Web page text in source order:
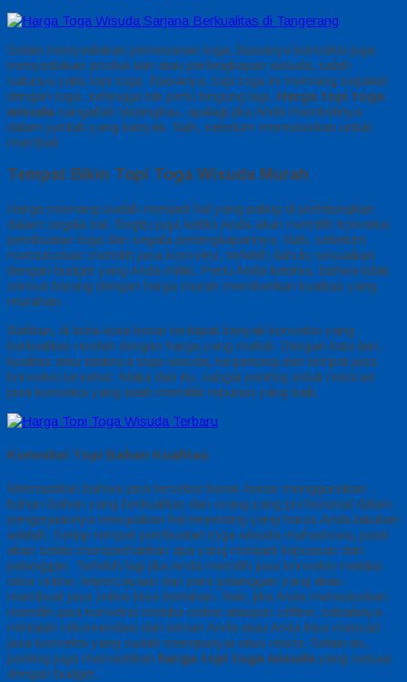
Selain menyediakan pemesanan toga, biasanya konveksi juga
menyediakan produk lain atau perlengkapan wisuda, salah
satunya yaitu topi toga. Biasanya, topi toga ini memang sepaket
dengan toga, sehingga tak perlu bingung lagi. Harga topi toga
wisuda sangatlah terjangkau, apalagi jika Anda membelinya
dalam jumlah yang banyak. Nah, sebelum memutuskan untuk
membeli
Tempat Bikin Topi Toga Wisuda Murah
Harga memang sudah menjadi hal yang paling di perhitungkan
dalam segala hal. Begitu juga ketika Anda akan memilih konveksi
pembuatan toga dan segala perlengkapannya. Nah, sebelum
memutuskan memilih jasa konveksi, terlebih dahulu sesuaikan
dengan budget yang Anda miliki. Perlu Anda ketahui, bahwa tidak
semua barang dengan harga murah memberikan kualitas yang
murahan.
Bahkan, di kota-kota besar terdapat banyak konveksi yang
berkualitas rendah dengan harga yang mahal. Dengan kata lain,
kualitas atau tidaknya toga wisuda, tergantung dari tempat jasa
konveksi tersebut. Maka dari itu, sangat penting untuk mencari
jasa konveksi yang telah memiliki reputasi yang baik.
Konveksi Topi Bahan Kualitas
Memastikan bahwa jasa tersebut benar-benar menggunakan
bahan-bahan yang berkualitas dan orang yang profesional dalam
pengerjaannya merupakan hal terpenting yang harus Anda lakukan
adalah. Setiap tempat pembuatan toga wisuda mahasiswa, pasti
akan selalu memperhatikan apa yang menjadi kepuasan dari
pelanggan. Terlebih lagi jika Anda memilih jasa konveksi melalui
situs online, kepercayaan dari para pelanggan yang akan
membuat jasa online bisa bertahan. Nah, jika Anda memutuskan
memilih jasa konveksi melalui online ataupun offline, sebaiknya
mintalah rekomendasi dari teman Anda atau Anda bisa mencari
jasa konveksi yang sudah mempunyai situs resmi. Selain itu,
penting juga memastikan harga topi toga wisudayang sesuai
dengan budget.